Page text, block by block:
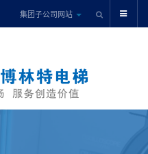
集团子公司网站